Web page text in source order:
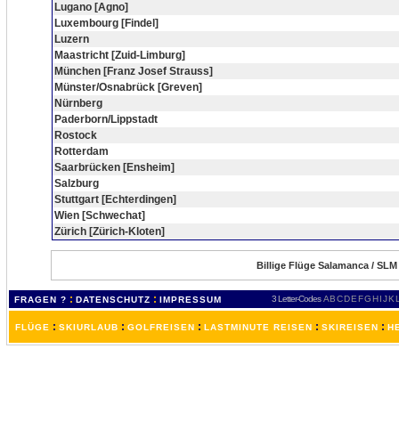
Lugano [Agno]
Luxembourg [Findel]
Luzern
Maastricht [Zuid-Limburg]
München [Franz Josef Strauss]
Münster/Osnabrück [Greven]
Nürnberg
Paderborn/Lippstadt
Rostock
Rotterdam
Saarbrücken [Ensheim]
Salzburg
Stuttgart [Echterdingen]
Wien [Schwechat]
Zürich [Zürich-Kloten]
Billige Flüge Salamanca /
FRAGEN ? : DATENSCHUTZ : IMPRESSUM 3 Letter-Codes ABCDEFGH IJKL
FLÜGE : SKIURLAUB : GOLFREISEN : LASTMINUTE REISEN : SKIREISEN :